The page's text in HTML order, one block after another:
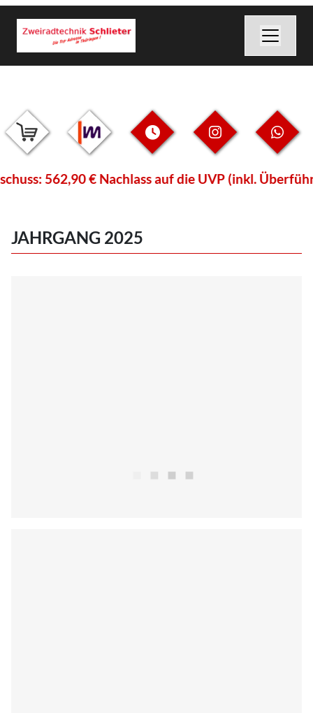
€ Nachlass auf die UVP (inkl.
JAHRGANG 2025